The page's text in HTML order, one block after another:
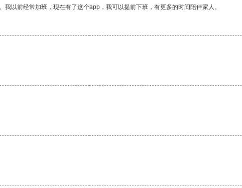
以前经常加班，现在有了这个app，我可以提前下班，有更多的时间陪伴家人。